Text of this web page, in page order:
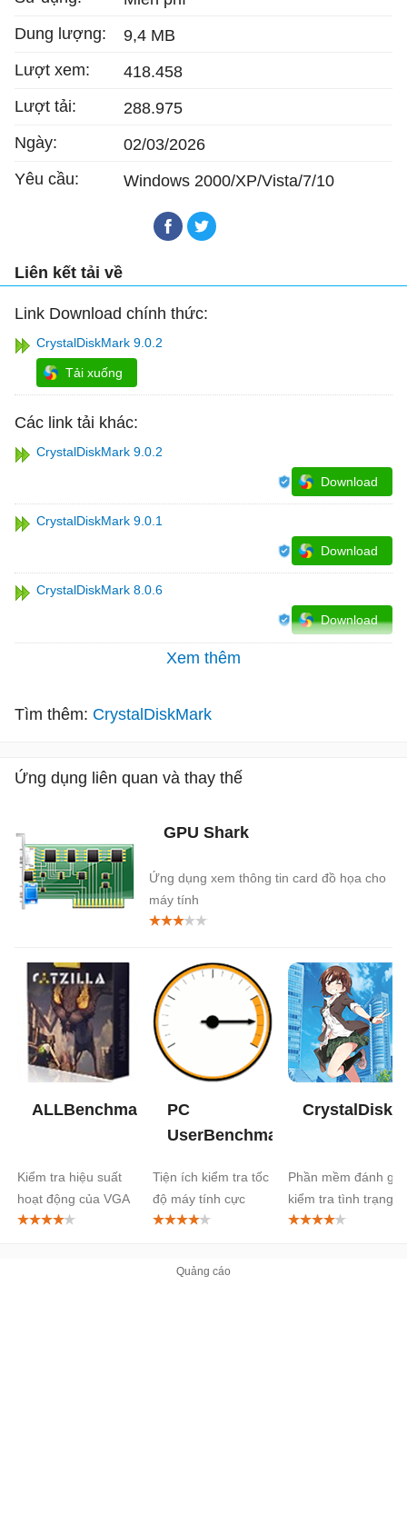
Dung lượng:
9,4 MB
Lượt xem:
418.458
Lượt tải:
288.975
Ngày:
02/03/2026
Yêu cầu:
Windows 2000/XP/Vista/7/10
Liên kết tải về
Link Download chính thức:
CrystalDiskMark 9.0.2
Tải xuống
Các link tải khác:
CrystalDiskMark 9.0.2
Download
CrystalDiskMark 9.0.1
Download
CrystalDiskMark 8.0.6
Download
Xem thêm
Tìm thêm: CrystalDiskMark
Ứng dụng liên quan và thay thế
GPU Shark
Ứng dụng xem thông tin card đồ họa cho
máy tính
ALLBenchmark
Kiểm tra hiệu suất
hoạt động của VGA
PC
UserBenchmark
Tiện ích kiểm tra tốc
độ máy tính cực
nhanh
Phần mềm đánh giá,
kiểm tra tình trạng ổ
cứng